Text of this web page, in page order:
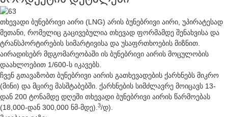
თხევადი ბუნებრივი აირი (LNG) არის ბუნებრივი აირი, უპირატესად
მეთანი, რომელიც გაცივებულია თხევად ფორმამდე შენახვისა და
ტრანსპორტირების სიმარტივისა და უსაფრთხოების მიზნით.
აირადისებრ მდგომარეობაში ის ბუნებრივი აირის მოცულობის
დაახლოებით 1/600-ს იკავებს.
ჩვენ გთავაზობთ ბუნებრივი აირის გათხევადების ქარხნებს მიკრო
(მინი) და მცირე მასშტაბებში. ქარხნების სიმძლავრე მოიცავს 13-
დან 200 ტონამდე დღეში თხევადი ბუნებრივი აირის წარმოებას
(18,000-დან 300,000 ნმ-მდე). 3/დ).